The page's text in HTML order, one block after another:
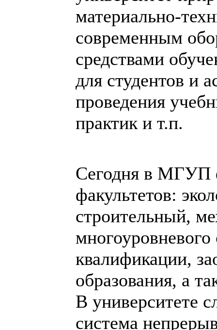
материально-
современным
средствами
для студентов и
проведения
практик и т.п.
Сегодня в МГУП
факультетов:
строительный,
квалификации,
образования, а
В университете
система